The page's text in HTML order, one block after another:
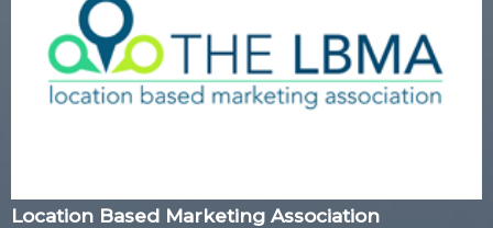
Location Based Marketing Association